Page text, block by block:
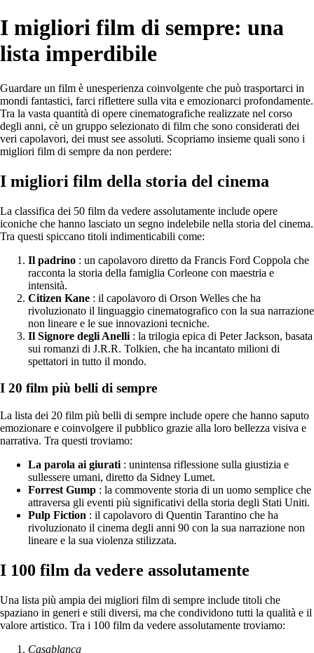
I migliori film di sempre: una
lista imperdibile
Guardare un film è unesperienza coinvolgente che può trasportarci in
mondi fantastici, farci riflettere sulla vita e emozionarci profondamente.
Tra la vasta quantità di opere cinematografiche realizzate nel corso
degli anni, cè un gruppo selezionato di film che sono considerati dei
veri capolavori, dei must see assoluti. Scopriamo insieme quali sono i
migliori film di sempre da non perdere:
I migliori film della storia del cinema
La classifica dei 50 film da vedere assolutamente include opere
iconiche che hanno lasciato un segno indelebile nella storia del cinema.
Tra questi spiccano titoli indimenticabili come:
Il padrino : un capolavoro diretto da Francis Ford Coppola che
racconta la storia della famiglia Corleone con maestria e
intensità.
Citizen Kane : il capolavoro di Orson Welles che ha
rivoluzionato il linguaggio cinematografico con la sua narrazione
non lineare e le sue innovazioni tecniche.
Il Signore degli Anelli : la trilogia epica di Peter Jackson, basata
sui romanzi di J.R.R. Tolkien, che ha incantato milioni di
spettatori in tutto il mondo.
I 20 film più belli di sempre
La lista dei 20 film più belli di sempre include opere che hanno saputo
emozionare e coinvolgere il pubblico grazie alla loro bellezza visiva e
narrativa. Tra questi troviamo:
La parola ai giurati : unintensa riflessione sulla giustizia e
sullessere umani, diretto da Sidney Lumet.
Forrest Gump : la commovente storia di un uomo semplice che
attraversa gli eventi più significativi della storia degli Stati Uniti.
Pulp Fiction : il capolavoro di Quentin Tarantino che ha
rivoluzionato il cinema degli anni 90 con la sua narrazione non
lineare e la sua violenza stilizzata.
I 100 film da vedere assolutamente
Una lista più ampia dei migliori film di sempre include titoli che
spaziano in generi e stili diversi, ma che condividono tutti la qualità e il
valore artistico. Tra i 100 film da vedere assolutamente troviamo:
Casablanca